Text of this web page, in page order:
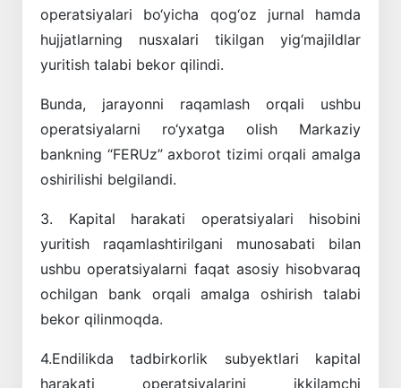
operatsiyalari bo‘yicha qog‘oz jurnal hamda
hujjatlarning nusxalari tikilgan yig‘majildlar
yuritish talabi bekor qilindi.
Bunda, jarayonni raqamlash orqali ushbu
operatsiyalarni ro‘yxatga olish Markaziy
bankning “FERUz” axborot tizimi orqali amalga
oshirilishi belgilandi.
3. Kapital harakati operatsiyalari hisobini
yuritish raqamlashtirilgani munosabati bilan
ushbu operatsiyalarni faqat asosiy hisobvaraq
ochilgan bank orqali amalga oshirish talabi
bekor qilinmoqda.
4.Endilikda tadbirkorlik subyektlari kapital
harakati operatsiyalarini ikkilamchi